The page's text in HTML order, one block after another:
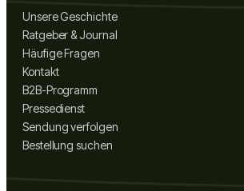
Unsere Geschichte
Ratgeber & Journal
Häufige Fragen
Kontakt
B2B-Programm
Pressedienst
Sendung verfolgen
Bestellung suchen